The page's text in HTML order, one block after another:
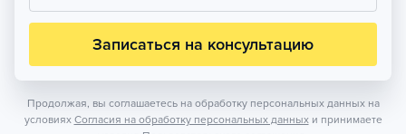
Записаться на консультацию
Продолжая, вы соглашаетесь на обработку персональных данных на
условиях Согласия на обработку персональных данных и принимаете